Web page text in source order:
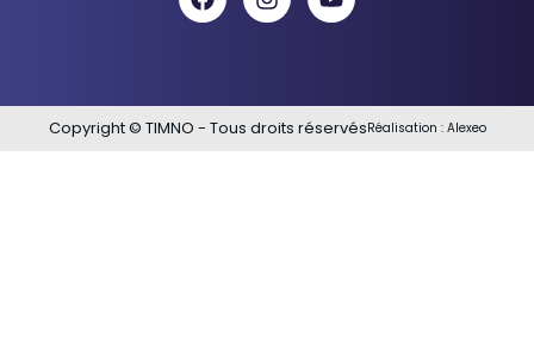
Copyright © TIMNO - Tous droits réservésRéalisation : Alexeo